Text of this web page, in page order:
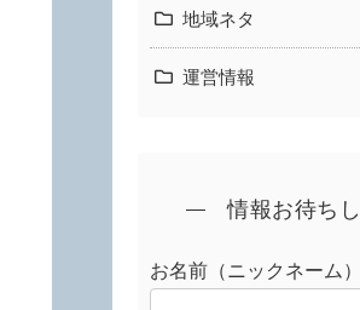
地域ネタ
運営情報
情報お待ち
お名前（ニックネーム）